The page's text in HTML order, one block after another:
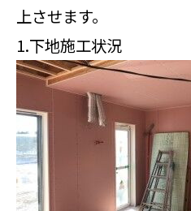
上させます。
1.下地施工状況